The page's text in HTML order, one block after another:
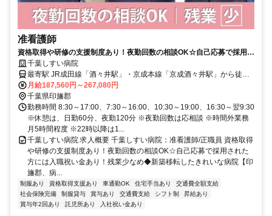
准看護師
資格取得や研修の支援制度あり！夜勤回数の相談OK☆自己応募で採用さ
れた方には入職祝い金あり！残業少なめ◆新築移転したきれいな病院
【印旛郡、病院、酒々井駅・京成酒々井駅、准看護師、正職員】
千葉しすい病院
最寄駅 JR成田線「酒々井駅」・京成本線「京成酒々井駅」から徒歩
約10分
月給187,560円～267,080円
千葉県印旛郡
勤務時間 8:30～17:00、7:30～16:00、10:30～19:00、16:30～翌9:30
※休憩は、日勤60分、夜勤120分 ※夜勤回数は応相談 ※時間外業務
月5時間程度 ※22時以降は1...
千葉しすい病院 求人概要 千葉しすい病院：准看護師/正職員 資格取得
や研修の支援制度あり！夜勤回数の相談OK☆自己応募で採用された
方には入職祝い金あり！残業少なめ◆新築移転したきれいな病院【印
旛郡、病...
制服あり 資格取得支援あり 車通勤OK 住宅手当あり
交通費全額支給
社会保険完備
制服貸与 賞与あり 交通費支給 シフト制
昇給あり
賞与年2回あり
託児所あり 入社祝い金あり